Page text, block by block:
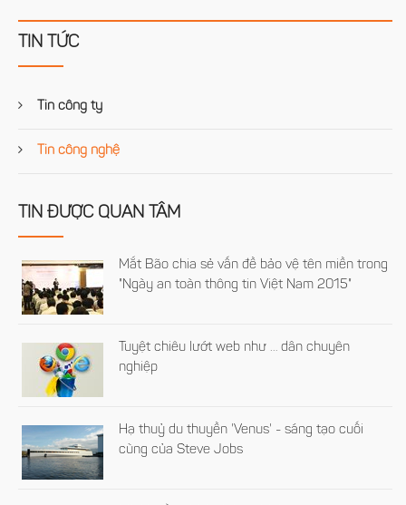
TIN TỨC
Tin công ty
Tin công nghệ
TIN ĐƯỢC QUAN TÂM
Mắt Bão chia sẻ vấn đề bảo vệ tên miền trong
"Ngày an toàn thông tin Việt Nam 2015"
Tuyệt chiêu lướt web như … dân chuyên
nghiệp
Hạ thuỷ du thuyền 'Venus' - sáng tạo cuối
cùng của Steve Jobs